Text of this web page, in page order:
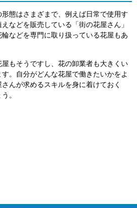
態はさまざまで、例えば日常で使用す
などを販売している「街の花屋さん」
などを専門に取り扱っている花屋もあ
もそうですし、花の卸業者も大きくい
。自分がどんな花屋で働きたいかをよ
んが求めるスキルを身に着けておく
。